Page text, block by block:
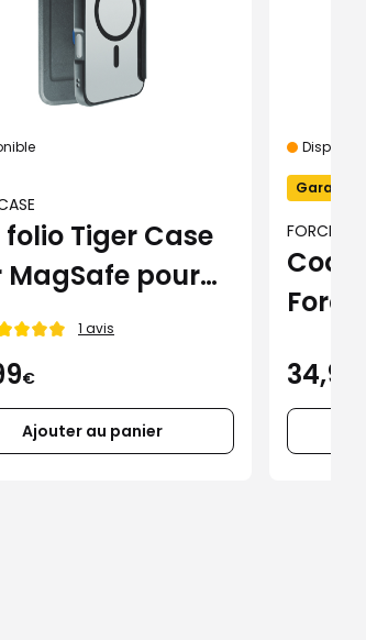
folio Tiger Case
MagSafe pour
16 Pro Max
1 avis
€
Ajouter au panier
Garantie
FORCE
34,99